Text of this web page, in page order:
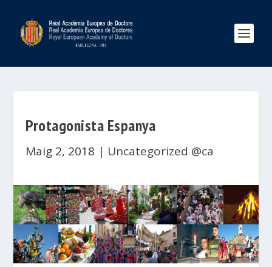
Protagonista Espanya
Maig 2, 2018 | Uncategorized @ca